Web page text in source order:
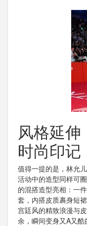
风格延
时尚印记
值得一提的是，林允
活动中的造型同样可
的混搭造型亮相：一
套，内搭皮质裹身短
宫廷风的精致浪漫与
余，瞬间变身又A又